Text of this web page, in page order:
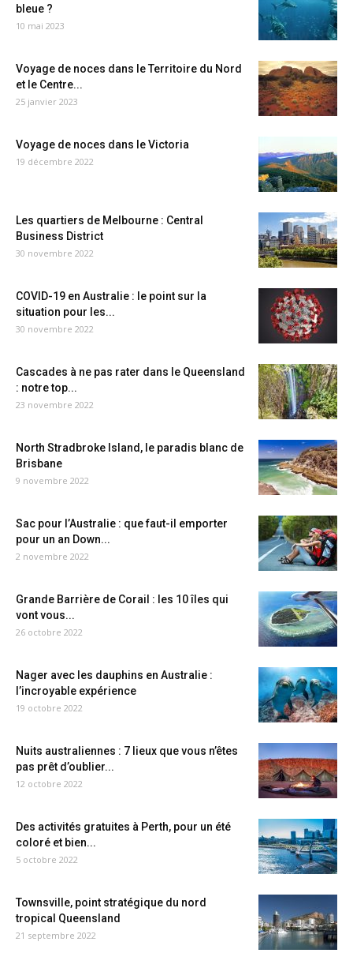
bleue ?
10 mai 2023
Voyage de noces dans le Territoire du Nord
et le Centre...
25 janvier 2023
Voyage de noces dans le Victoria
19 décembre 2022
Les quartiers de Melbourne : Central
Business District
30 novembre 2022
COVID-19 en Australie : le point sur la
situation pour les...
30 novembre 2022
Cascades à ne pas rater dans le Queensland
: notre top...
23 novembre 2022
North Stradbroke Island, le paradis blanc de
Brisbane
9 novembre 2022
Sac pour l’Australie : que faut-il emporter
pour un an Down...
2 novembre 2022
Grande Barrière de Corail : les 10 îles qui
vont vous...
26 octobre 2022
Nager avec les dauphins en Australie :
l’incroyable expérience
19 octobre 2022
Nuits australiennes : 7 lieux que vous n’êtes
pas prêt d’oublier...
12 octobre 2022
Des activités gratuites à Perth, pour un été
coloré et bien...
5 octobre 2022
Townsville, point stratégique du nord
tropical Queensland
21 septembre 2022